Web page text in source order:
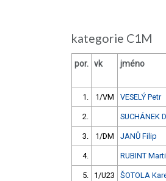
kategorie C1M
por. vk jméno
1. 1/VM VESELÝ Petr
2. SUCHÁNEK
3. 1/DM JANŮ Filip
4. RUBINT
5. 1/U23 ŠOTOLA